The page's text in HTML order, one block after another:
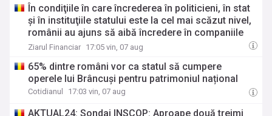
În condiţiile în care încrederea în politicieni, în stat
şi în instituţiile statului este la cel mai scăzut nivel,
românii au ajuns să aibă încredere în companiile
private, în companiile în care lucrează, ceea ce
Ziarul Financiar 17:05 vin, 07 aug
65% dintre români vor ca statul să cumpere
operele lui Brâncuși pentru patrimoniul național
Cotidianul 17:03 vin, 07 aug
AKTUAL24: Sondaj INSCOP: Aproape două treimi